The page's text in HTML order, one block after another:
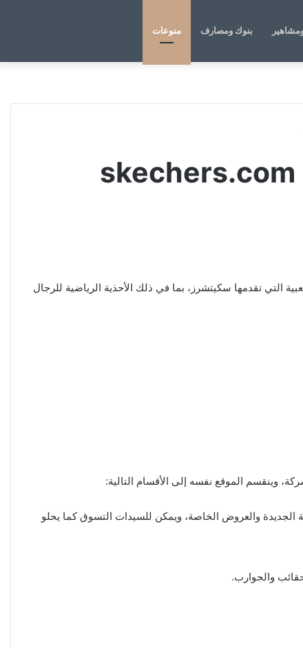
بنوك ومصارف منوعات
التي تقدمها سكيتشرز، بما في ذلك الأحذية الرياضية للرجال
وينقسم الموقع نفسه إلى الأقسام التالية:
الجديدة والعروض الخاصة، ويمكن للسيدات التسوق كما يحلو
والجوارب.